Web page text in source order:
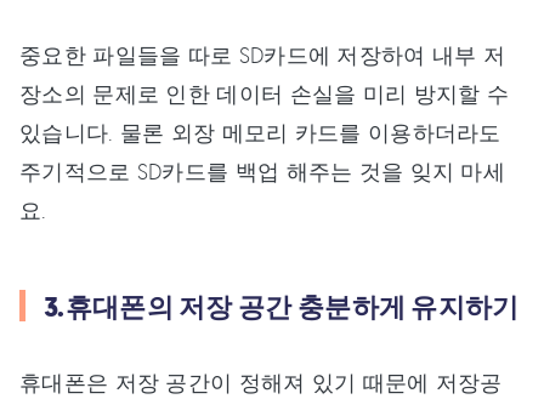
중요한 파일들을 따로 SD카드에 저장하여 내부 저
장소의 문제로 인한 데이터 손실을 미리 방지할 수
있습니다. 물론 외장 메모리 카드를 이용하더라도
주기적으로 SD카드를 백업 해주는 것을 잊지 마세
요.
3.휴대폰의 저장 공간 충분하게 유지하기
휴대폰은 저장 공간이 정해져 있기 때문에 저장공